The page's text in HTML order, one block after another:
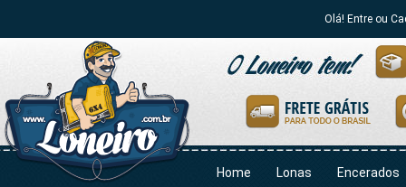
Olá! Entre ou
Home Lonas Encerados